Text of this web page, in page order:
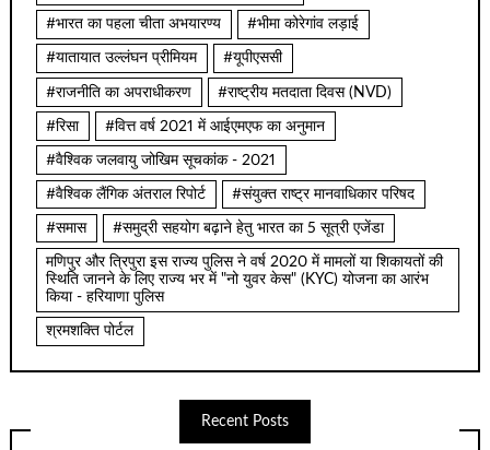
#भारत का पहला चीता अभयारण्य #भीमा कोरेगांव लड़ाई
#यातायात उल्लंघन प्रीमियम #यूपीएससी
#राजनीति का अपराधीकरण #राष्ट्रीय मतदाता दिवस (NVD)
#रिसा #वित्त वर्ष 2021 में आईएमएफ का अनुमान
#वैश्विक जलवायु जोखिम सूचकांक - 2021
#वैश्विक लैंगिक अंतराल रिपोर्ट #संयुक्त राष्ट्र मानवाधिकार परिषद
#समास #समुद्री सहयोग बढ़ाने हेतु भारत का 5 सूत्री एजेंडा
मणिपुर और त्रिपुरा इस राज्य पुलिस ने वर्ष 2020 में मामलों या शिकायतों की
स्थिति जानने के लिए राज्य भर में "नो युवर केस" (KYC) योजना का आरंभ
किया - हरियाणा पुलिस
श्रमशक्ति पोर्टल
Recent Posts